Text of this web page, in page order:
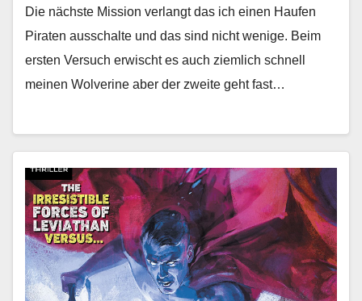
Die nächste Mission verlangt das ich einen Haufen
Piraten ausschalte und das sind nicht wenige. Beim
ersten Versuch erwischt es auch ziemlich schnell
meinen Wolverine aber der zweite geht fast…